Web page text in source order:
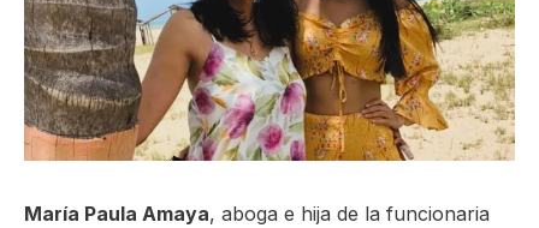
ma
María Paula Amaya, aboga e hija de la funcionaria